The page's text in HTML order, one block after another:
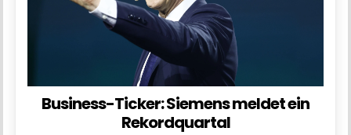
Business-Ticker: Siemens meldet ein
Rekordquartal